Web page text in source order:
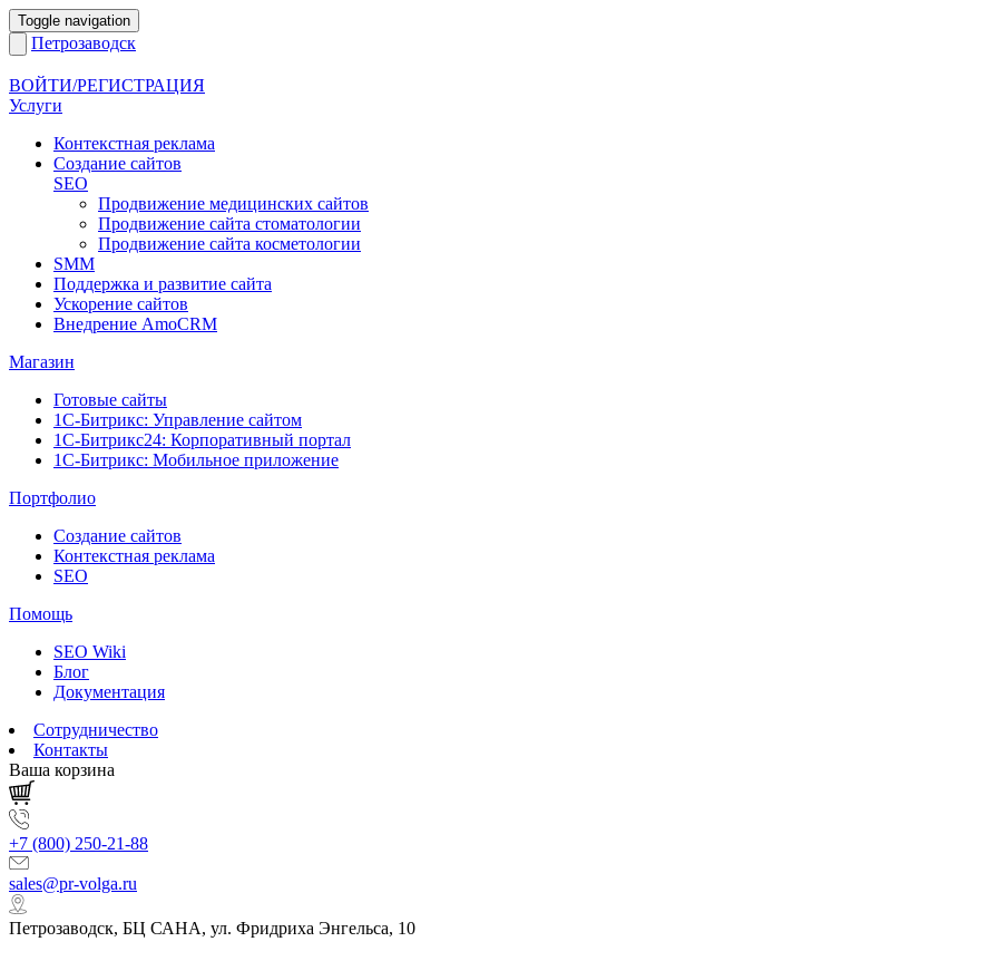
Toggle navigation
Петрозаводск
ВОЙТИ/РЕГИСТРАЦИЯ
Услуги
Контекстная реклама
Создание сайтов
SEO
Продвижение медицинских сайтов
Продвижение сайта стоматологии
Продвижение сайта косметологии
SMM
Поддержка и развитие сайта
Ускорение сайтов
Внедрение AmoCRM
Магазин
Готовые сайты
1С-Битрикс: Управление сайтом
1С-Битрикс24: Корпоративный портал
1С-Битрикс: Мобильное приложение
Портфолио
Создание сайтов
Контекстная реклама
SEO
Помощь
SEO Wiki
Блог
Документация
Сотрудничество
Контакты
Ваша корзина
+7 (800) 250-21-88
sales@pr-volga.ru
Петрозаводск, БЦ САНА, ул. Фридриха Энгельса, 10